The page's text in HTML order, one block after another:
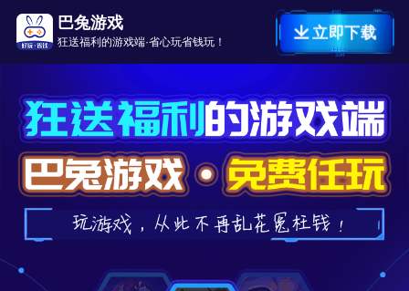
巴兔游戏
狂送福利的游戏端·省心玩省钱玩！
立即下载